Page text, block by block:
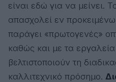
είναι εδώ για να μείνει.
απασχολεί εν προκειμένω
παράγει «πρωτογενές»
καθώς και με τα
βελτιστοποιούν τη
καλλιτεχνικό πρόσημο.